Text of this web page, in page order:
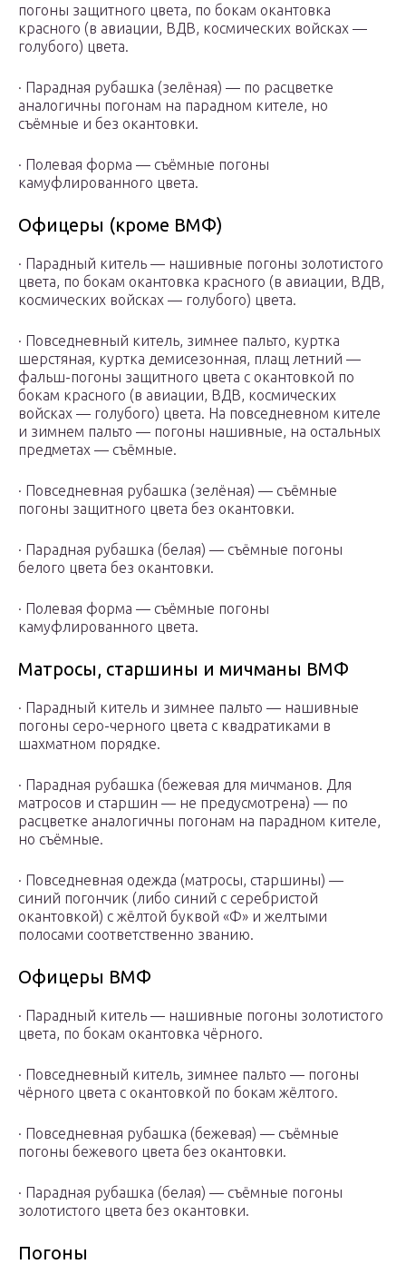
погоны защитного цвета, по бокам окантовка
красного (в авиации, ВДВ, космических войсках —
голубого) цвета.
· Парадная рубашка (зелёная) — по расцветке
аналогичны погонам на парадном кителе, но
съёмные и без окантовки.
· Полевая форма — съёмные погоны
камуфлированного цвета.
Офицеры (кроме ВМФ)
· Парадный китель — нашивные погоны золотистого
цвета, по бокам окантовка красного (в авиации, ВДВ,
космических войсках — голубого) цвета.
· Повседневный китель, зимнее пальто, куртка
шерстяная, куртка демисезонная, плащ летний —
фальш-погоны защитного цвета с окантовкой по
бокам красного (в авиации, ВДВ, космических
войсках — голубого) цвета. На повседневном кителе
и зимнем пальто — погоны нашивные, на остальных
предметах — съёмные.
· Повседневная рубашка (зелёная) — съёмные
погоны защитного цвета без окантовки.
· Парадная рубашка (белая) — съёмные погоны
белого цвета без окантовки.
· Полевая форма — съёмные погоны
камуфлированного цвета.
Матросы, старшины и мичманы ВМФ
· Парадный китель и зимнее пальто — нашивные
погоны серо-черного цвета с квадратиками в
шахматном порядке.
· Парадная рубашка (бежевая для мичманов. Для
матросов и старшин — не предусмотрена) — по
расцветке аналогичны погонам на парадном кителе,
но съёмные.
· Повседневная одежда (матросы, старшины) —
синий погончик (либо синий с серебристой
окантовкой) с жёлтой буквой «Ф» и желтыми
полосами соответственно званию.
Офицеры ВМФ
· Парадный китель — нашивные погоны золотистого
цвета, по бокам окантовка чёрного.
· Повседневный китель, зимнее пальто — погоны
чёрного цвета с окантовкой по бокам жёлтого.
· Повседневная рубашка (бежевая) — съёмные
погоны бежевого цвета без окантовки.
· Парадная рубашка (белая) — съёмные погоны
золотистого цвета без окантовки.
Погоны